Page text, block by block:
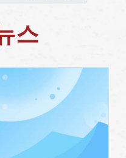
스